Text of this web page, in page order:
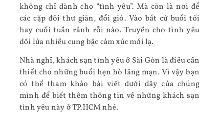
không chỉ dành cho “tình yêu”. Mà còn là nơi để
các cặp đôi thư giãn, đổi gió. Vào bất cứ buổi tối
hay cuối tuần rảnh rỗi nào. Truyền cho tình yêu
đôi lứa nhiều cung bậc cảm xúc mới lạ.
Nhà nghỉ, khách sạn tình yêu ở Sài Gòn là điều cần
thiết cho những buổi hẹn hò lãng mạn. Vì vậy bạn
có thể tham khảo bài viết dưới đây của chúng
mình để biết thêm thông tin về những khách sạn
tình yêu này ở TP.HCM nhé.